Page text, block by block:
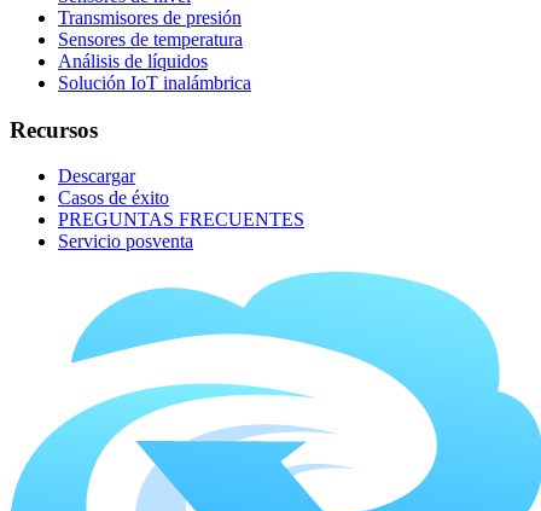
Transmisores de presión
Sensores de temperatura
Análisis de líquidos
Solución IoT inalámbrica
Recursos
Descargar
Casos de éxito
PREGUNTAS FRECUENTES
Servicio posventa